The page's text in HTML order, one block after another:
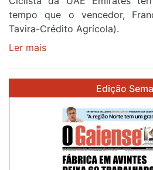
tempo que o vencedor,
Tavira-Crédito Agrícola).
Ler mais
Camisola
Amarela
após
Edição